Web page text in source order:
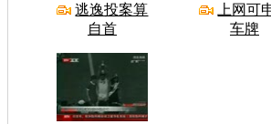
逃逸投案算
自首
上网可
车牌